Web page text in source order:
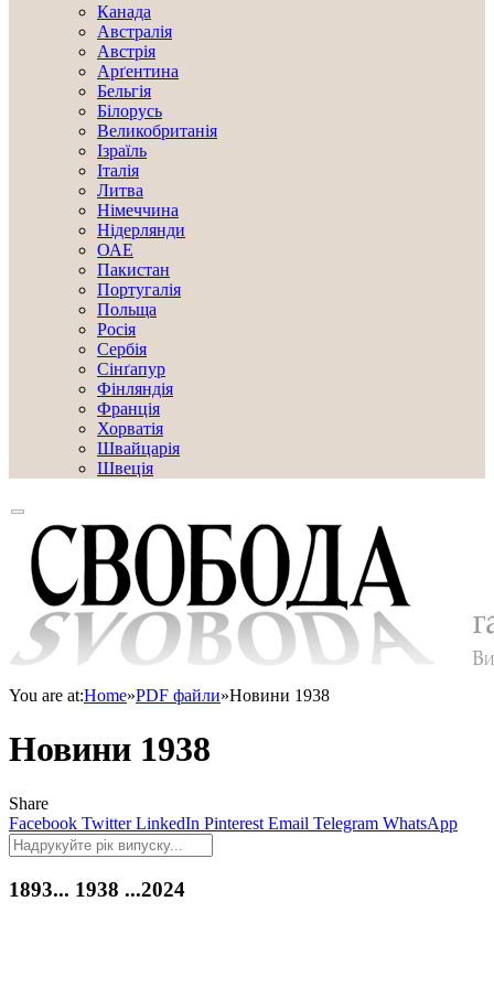
Канада
Австралія
Австрія
Арґентина
Бельгія
Білорусь
Великобританія
Ізраїль
Італія
Литва
Німеччина
Нідерлянди
ОАЕ
Пакистан
Португалія
Польща
Росія
Сербія
Сінґапур
Фінляндія
Франція
Хорватія
Швайцарія
Швеція
You are at:Home»PDF файли»Новини 1938
Новини 1938
Share
Facebook Twitter LinkedIn Pinterest Email Telegram WhatsApp
1893... 1938 ...2024